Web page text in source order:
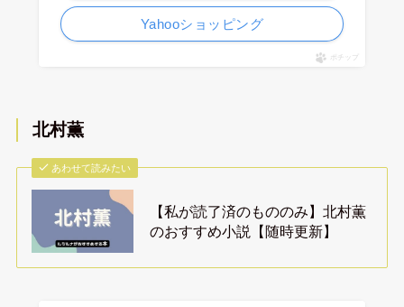
Yahooショッピング
ポチップ
北村薫
あわせて読みたい
【私が読了済のもののみ】北村薫
のおすすめ小説【随時更新】